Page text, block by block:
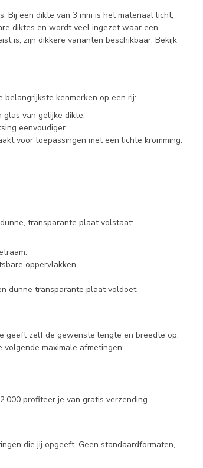
Bij een dikte van 3 mm is het materiaal licht,
diktes en wordt veel ingezet waar een
is, zijn dikkere varianten beschikbaar. Bekijk
kenmerken op een rij:
glas van gelijke dikte.
eenvoudiger.
voor toepassingen met een lichte kromming.
transparante plaat volstaat:
oppervlakken.
dunne transparante plaat voldoet.
geeft zelf de gewenste lengte en breedte op,
maximale afmetingen:
profiteer je van gratis verzending.
die jij opgeeft. Geen standaardformaten,